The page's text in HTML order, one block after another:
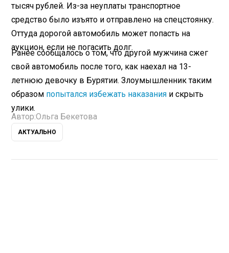
тысяч рублей. Из-за неуплаты транспортное
средство было изъято и отправлено на спецстоянку.
Оттуда дорогой автомобиль может попасть на
аукцион, если не погасить долг.
Ранее сообщалось о том, что другой мужчина сжег
свой автомобиль после того, как наехал на 13-
летнюю девочку в Бурятии. Злоумышленник таким
образом попытался избежать наказания и скрыть
улики.
Автор:Ольга Бекетова
АКТУАЛЬНО